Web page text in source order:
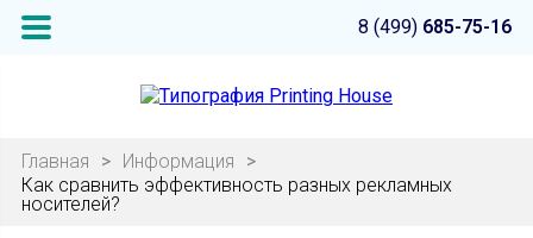
8 (499) 685-75-16
Главная > Информация
>
Как сравнить эффективность разных рекламных
носителей?